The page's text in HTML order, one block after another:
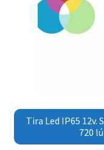
Tira Led IP65 12v.
720